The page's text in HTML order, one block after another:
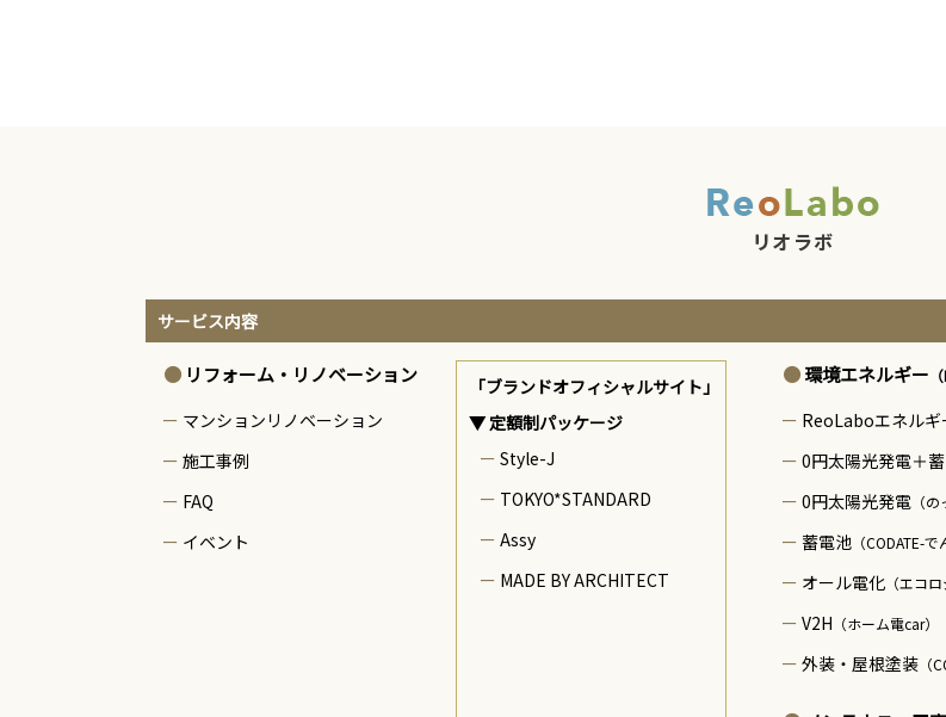
サービス内容
リフォーム・リノベーション
マンションリノベーション
施工事例
FAQ
イベント
「ブランドオフィシャルサイト」
▼ 定額制パッケージ
Style-J
TOKYO*STANDARD
Assy
MADE BY ARCHITECT
環境エネルギー
ReoLaboエネルギ
0円太陽光発電＋
0円太陽光発電 （
蓄電池 （CODATE-で
オール電化 （エコ
V2H （ホーム電car）
外装・屋根塗装 （